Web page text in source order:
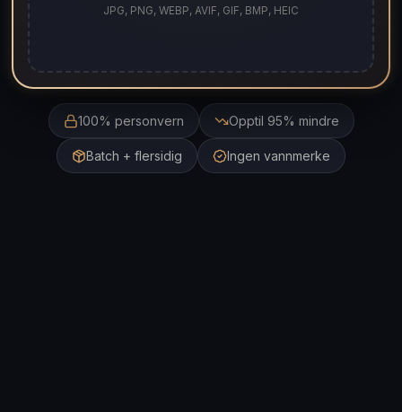
JPG, PNG, WEBP, AVIF, GIF, BMP, HEIC
100% personvern Opptil 95% mindre
Batch + flersidig Ingen vannmerke